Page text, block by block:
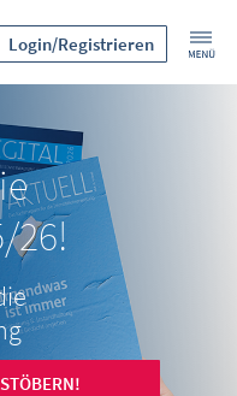
Login/Registrieren
26!